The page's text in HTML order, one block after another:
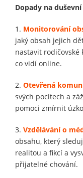
Dopady na
1. Monitorování
jaký obsah jejich
nastavit
co vidí online.
2. Otevřená
svých pocitech a
pomoci zmírnit
3. Vzdělávání o
obsahu, který
realitou a fikcí a
přijatelné chování.